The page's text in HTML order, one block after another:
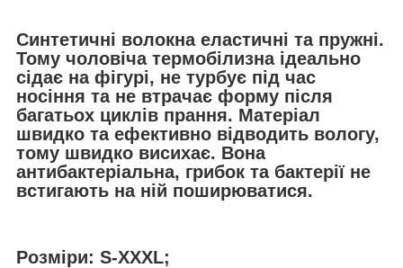
Синтетичні волокна еластичні та пружні.
Тому чоловіча термобілизна ідеально
сідає на фігурі, не турбує під час
носіння та не втрачає форму після
багатьох циклів прання. Матеріал
швидко та ефективно відводить вологу,
тому швидко висихає. Вона
антибактеріальна, грибок та бактерії не
встигають на ній поширюватися.
Розміри: S-XXXL;